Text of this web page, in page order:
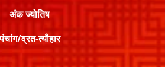
अंक ज्योतिष
व्रत-त्यौहार